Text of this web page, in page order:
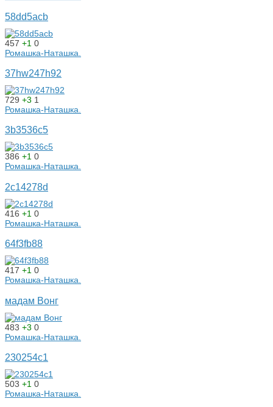
58dd5acb
457 +1 0
Ромашка-Наташка.
37hw247h92
729 +3 1
Ромашка-Наташка.
3b3536c5
386 +1 0
Ромашка-Наташка.
2c14278d
416 +1 0
Ромашка-Наташка.
64f3fb88
417 +1 0
Ромашка-Наташка.
мадам Вонг
483 +3 0
Ромашка-Наташка.
230254c1
503 +1 0
Ромашка-Наташка.